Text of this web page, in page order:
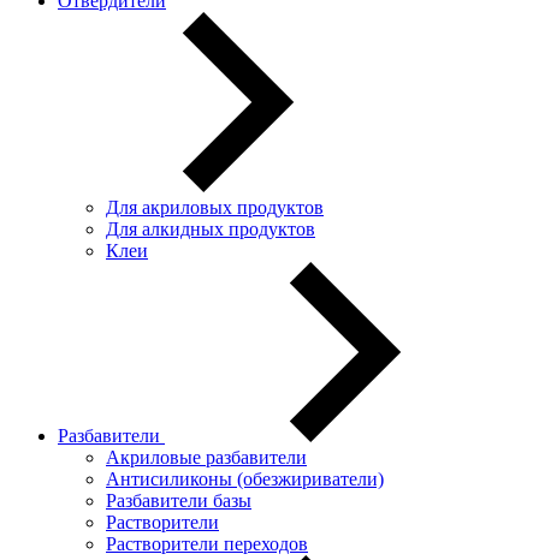
Для акриловых продуктов
Для алкидных продуктов
Клеи
Разбавители
Акриловые разбавители
Антисиликоны (обезжириватели)
Разбавители базы
Растворители
Растворители переходов